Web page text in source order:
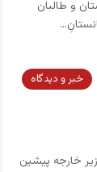
و طالبان
خبر و دیدگاه
وزیر خارجه پیشین